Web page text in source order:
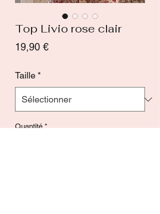
Top Livio rose clair
19,90 €Prix
Taille *
Quantité *